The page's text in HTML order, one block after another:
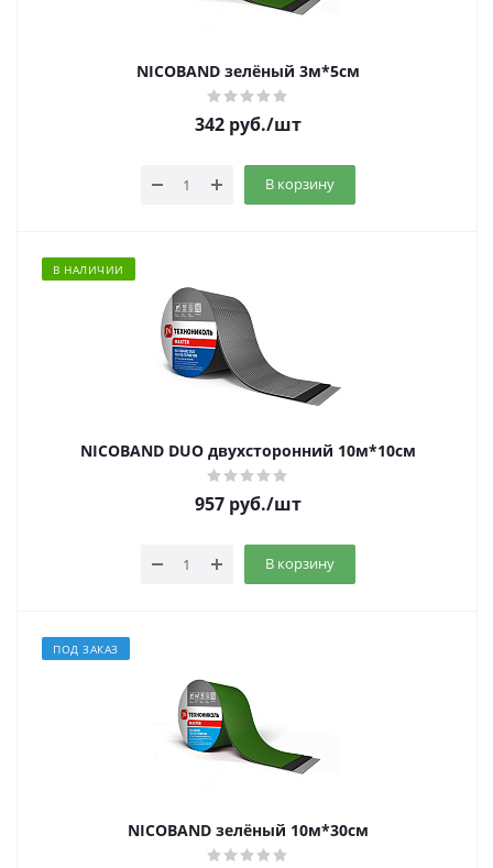
NICOBAND зелёный 3м*5см
342руб./шт
В корзину
В НАЛИЧИИ
NICOBAND DUO двухсторонний 10м*10см
957руб./шт
В корзину
ПОД ЗАКАЗ
NICOBAND зелёный 10м*30см